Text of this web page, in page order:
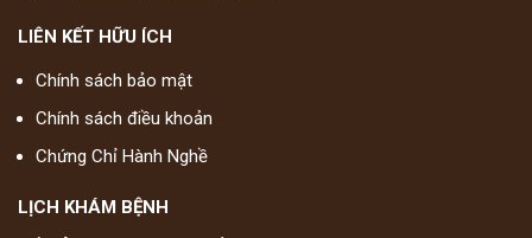
LIÊN KẾT HỮU ÍCH
Chính sách bảo mật
Chính sách điều khoản
Chứng Chỉ Hành Nghề
LỊCH KHÁM BỆNH